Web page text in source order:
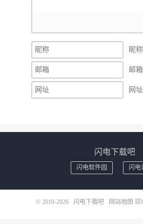
昵
邮
网址
闪电下载吧
闪电软件园 闪电
© 2010-2026 闪电下载吧 网站地图 琼